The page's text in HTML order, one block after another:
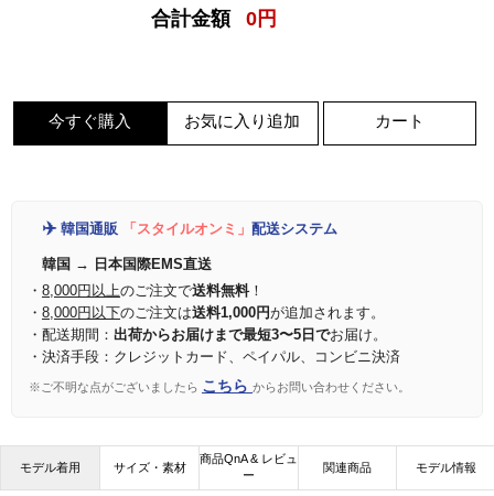
合計金額 0 円
今すぐ購入 お気に入り追加 カート
✈️ 韓国通販 「スタイルオンミ」 配送システム
韓国 → 日本国際EMS直送
・ 8,000円以上のご注文で送料無料！
・ 8,000円以下のご注文は送料1,000円が追加されます。
・配送期間： 出荷からお届けまで最短3〜5日でお届け。
・決済手段：クレジットカード、ペイパル、コンビニ決済
※ご不明な点がございましたら こちら からお問い合わせください。
モデル着用 サイズ・素材
商品QnA & レビュ
ー
関連商品 モデル情報